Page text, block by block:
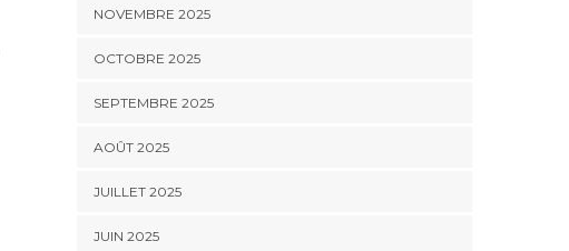
NOVEMBRE 2025
OCTOBRE 2025
SEPTEMBRE 2025
AOÛT 2025
JUILLET 2025
JUIN 2025